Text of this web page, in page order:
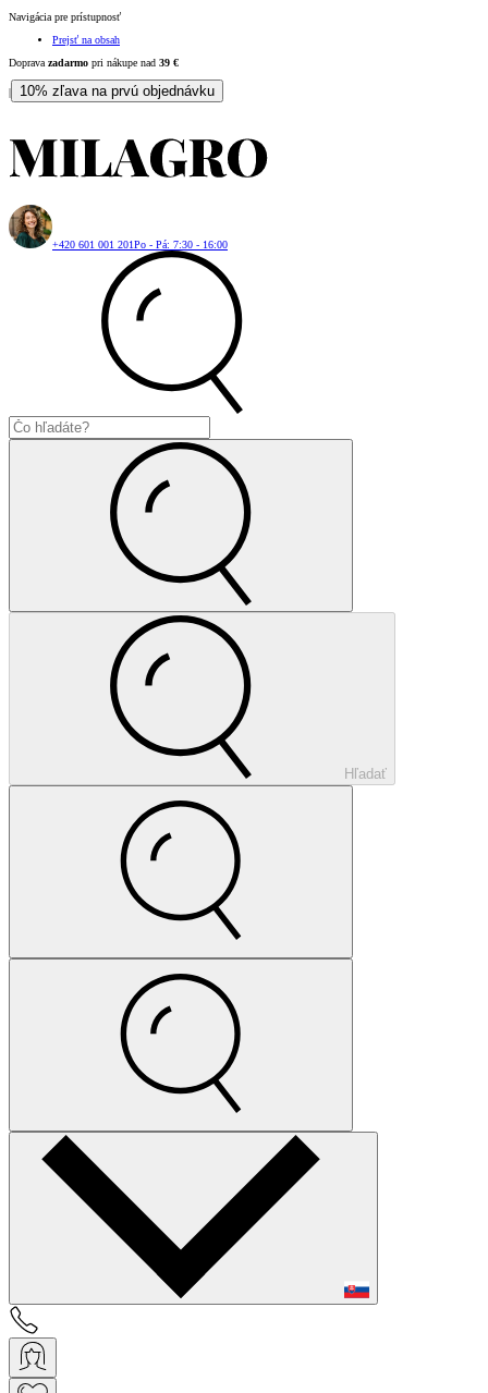
Navigácia pre prístupnosť
Prejsť na obsah
Doprava zadarmo pri nákupe nad 39 €
| 10% zľava na prvú objednávku
+420 601 001 201Po - Pá: 7:30 - 16:00
Hľadať